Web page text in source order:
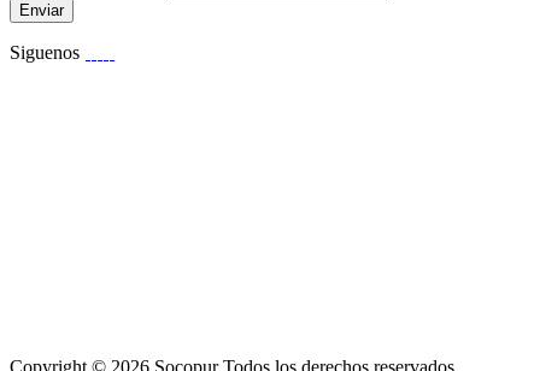
Enviar
Siguenos